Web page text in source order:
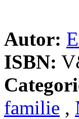
Autor:
ISBN:
familie ,